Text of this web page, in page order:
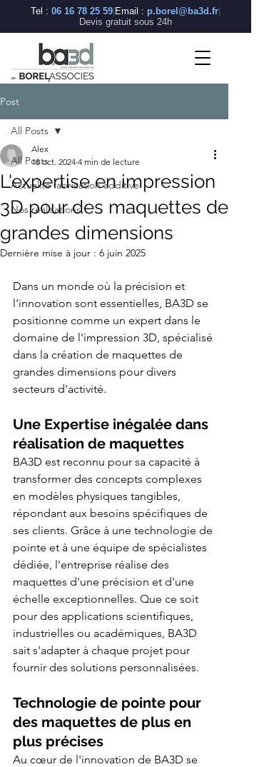
Bureau
d'études
fabrication
additive
BA3D
d'études
spécialisé
en
additive
industrielle,
à
Saint-
Rambert-
dans
la
Drôme
(26),
minutes
Lyon.
technologies
FDM,
polyamide
PA12,
haute
carbone
continue
(Markforged).
industriels
Airbus,
Eiffage,
Mitsubishi
L'Occitane.
standard
72h.
Devis
gratuit
sous
Tel : 06 16 78 25 59 Email : p.borel@ba3d.fr
Devis gratuit sous 24h
Post
All Posts
Actualité fabrication additive
Nos réalisations
All Posts
L'expertise en impression
3D pour des maquettes de
grandes dimensions
Alex
18 oct. 2024 4 min de lecture
Dernière mise à jour : 6 juin 2025
Dans un monde où la précision et
l'innovation sont essentielles, BA3D se
positionne comme un expert dans le
domaine de l'impression 3D, spécialisé
dans la création de maquettes de
grandes dimensions pour divers
secteurs d'activité.
Une Expertise inégalée dans
réalisation de maquettes
BA3D est reconnu pour sa capacité à
transformer des concepts complexes
en modèles physiques tangibles,
répondant aux besoins spécifiques de
ses clients. Grâce à une technologie de
pointe et à une équipe de spécialistes
dédiée, l'entreprise réalise des
maquettes d'une précision et d'une
échelle exceptionnelles. Que ce soit
pour des applications scientifiques,
industrielles ou académiques, BA3D
sait s'adapter à chaque projet pour
fournir des solutions personnalisées.
Technologie de pointe pour
des maquettes de plus en
plus précises
Au cœur de l'innovation de BA3D se